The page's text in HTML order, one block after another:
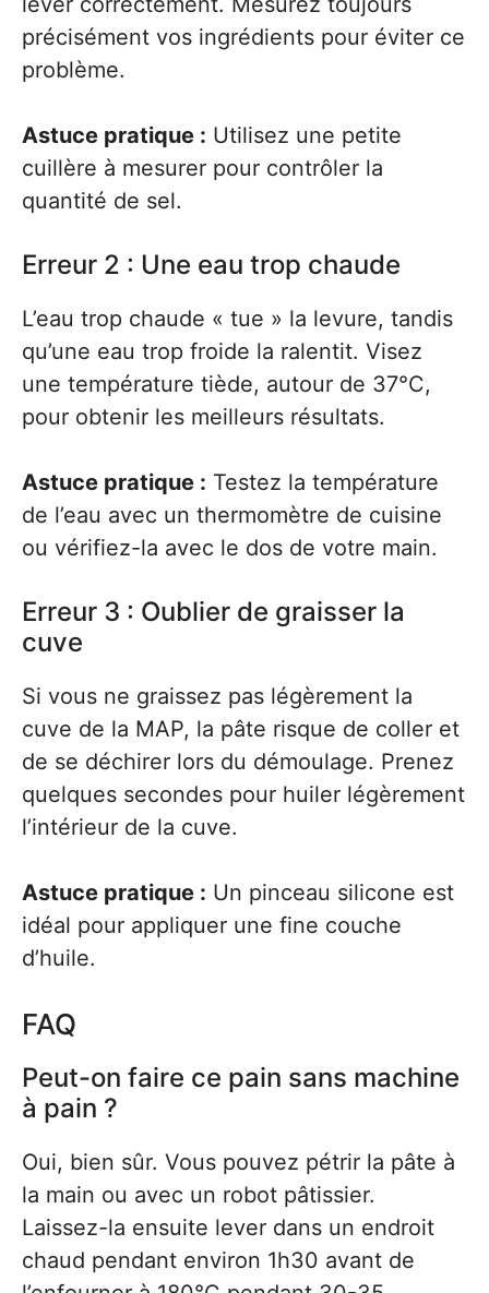
précisément vos ingrédients pour éviter ce
problème.
Astuce pratique : Utilisez une petite
cuillère à mesurer pour contrôler la
quantité de sel.
Erreur 2 : Une eau trop chaude
L’eau trop chaude « tue » la levure, tandis
qu’une eau trop froide la ralentit. Visez
une température tiède, autour de 37°C,
pour obtenir les meilleurs résultats.
Astuce pratique : Testez la température
de l’eau avec un thermomètre de cuisine
ou vérifiez-la avec le dos de votre main.
Erreur 3 : Oublier de graisser la
cuve
Si vous ne graissez pas légèrement la
cuve de la MAP, la pâte risque de coller et
de se déchirer lors du démoulage. Prenez
quelques secondes pour huiler légèrement
l’intérieur de la cuve.
Astuce pratique : Un pinceau silicone est
idéal pour appliquer une fine couche
d’huile.
FAQ
Peut-on faire ce pain sans machine
à pain ?
Oui, bien sûr. Vous pouvez pétrir la pâte à
la main ou avec un robot pâtissier.
Laissez-la ensuite lever dans un endroit
chaud pendant environ 1h30 avant de